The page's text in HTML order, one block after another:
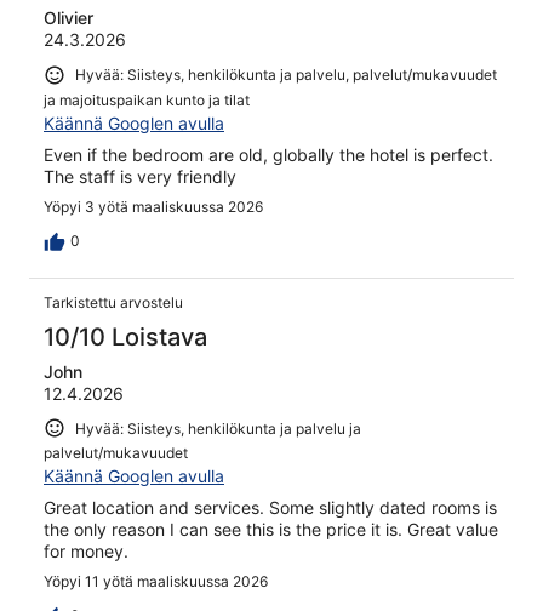
Olivier
24.3.2026
Hyvää: Siisteys, henkilökunta ja palvelu, palvelut/mukavuudet
ja majoituspaikan kunto ja tilat
Käännä Googlen avulla
Even if the bedroom are old, globally the hotel is perfect.
The staff is very friendly
Yöpyi 3 yötä maaliskuussa 2026
0
Tarkistettu arvostelu
10/10 Loistava
John
12.4.2026
Hyvää: Siisteys, henkilökunta ja palvelu ja
palvelut/mukavuudet
Käännä Googlen avulla
Great location and services. Some slightly dated rooms is
the only reason I can see this is the price it is. Great value
for money.
Yöpyi 11 yötä maaliskuussa 2026